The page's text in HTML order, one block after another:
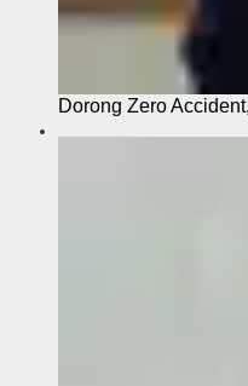
Dorong Zero